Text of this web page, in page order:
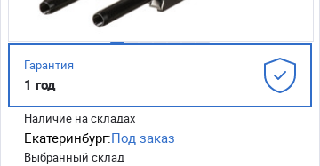
Гарантия
1 год
Наличие на складах
Екатеринбург:Под заказ
Выбранный склад